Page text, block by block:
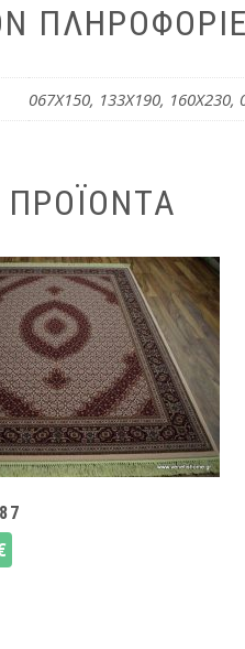
067X150, 133X190, 160X230,
ΠΡΟΪΌΝΤΑ